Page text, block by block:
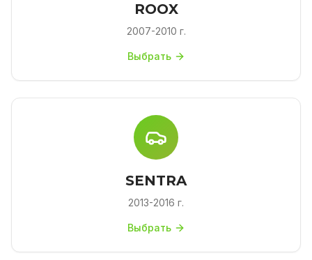
ROOX
2007-2010 г.
Выбрать
SENTRA
2013-2016 г.
Выбрать